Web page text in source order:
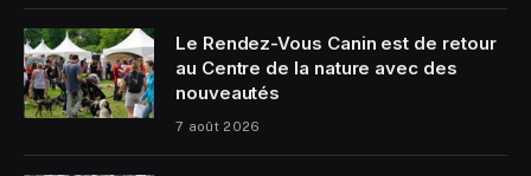
Le Rendez-Vous Canin est de retour
au Centre de la nature avec des
nouveautés
7 août 2026